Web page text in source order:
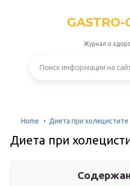
GASTRO-
Журнал о
Home Диета при холецистите
Диета при